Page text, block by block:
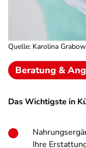
Quelle: Karolina
Beratung &
Das Wichtigste in
Ihre